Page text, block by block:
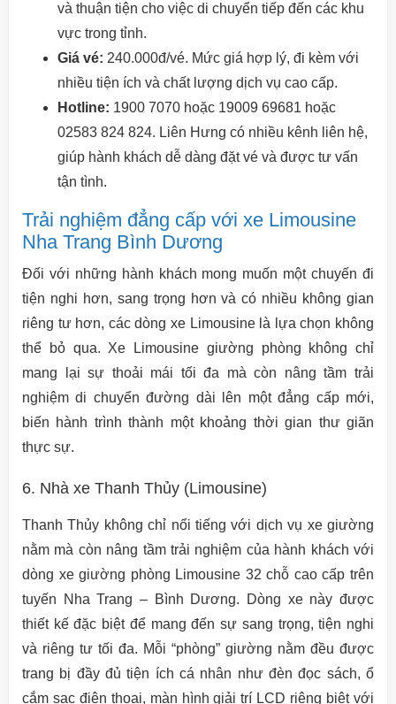
và thuận tiện cho việc di chuyển tiếp đến các khu
vực trong tỉnh.
Giá vé: 240.000đ/vé. Mức giá hợp lý, đi kèm với
nhiều tiện ích và chất lượng dịch vụ cao cấp.
Hotline: 1900 7070 hoặc 19009 69681 hoặc
02583 824 824. Liên Hưng có nhiều kênh liên hệ,
giúp hành khách dễ dàng đặt vé và được tư vấn
tận tình.
Trải nghiệm đẳng cấp với xe Limousine
Nha Trang Bình Dương
Đối với những hành khách mong muốn một chuyến đi
tiện nghi hơn, sang trọng hơn và có nhiều không gian
riêng tư hơn, các dòng xe Limousine là lựa chọn không
thể bỏ qua. Xe Limousine giường phòng không chỉ
mang lại sự thoải mái tối đa mà còn nâng tầm trải
nghiệm di chuyển đường dài lên một đẳng cấp mới,
biến hành trình thành một khoảng thời gian thư giãn
thực sự.
6. Nhà xe Thanh Thủy (Limousine)
Thanh Thủy không chỉ nổi tiếng với dịch vụ xe giường
nằm mà còn nâng tầm trải nghiệm của hành khách với
dòng xe giường phòng Limousine 32 chỗ cao cấp trên
tuyến Nha Trang – Bình Dương. Dòng xe này được
thiết kế đặc biệt để mang đến sự sang trọng, tiện nghi
và riêng tư tối đa. Mỗi “phòng” giường nằm đều được
trang bị đầy đủ tiện ích cá nhân như đèn đọc sách, ổ
cắm sạc điện thoại, màn hình giải trí LCD riêng biệt với